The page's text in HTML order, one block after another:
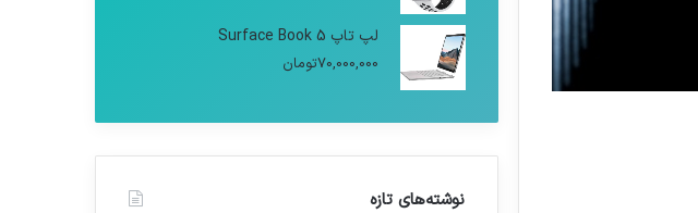
لپ تاپ Surface Book 5
70,000,000تومان
نوشته‌های تازه